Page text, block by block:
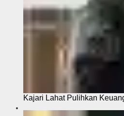
Kajari Lahat Pulihkan